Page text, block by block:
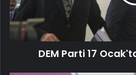
yapacak
DEM Parti 17